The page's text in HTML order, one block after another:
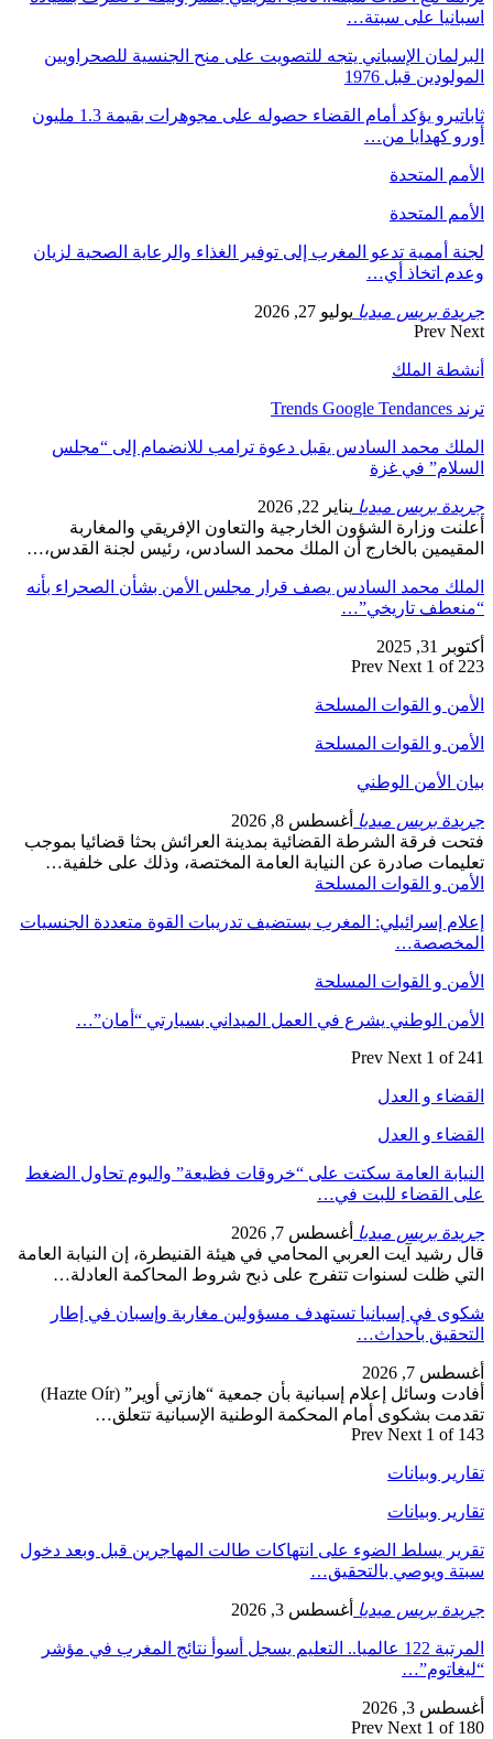
اسبانيا على سبتة…
البرلمان الإسباني يتجه للتصويت على منح الجنسية للصحراويين
المولودين قبل 1976
ثاباتيرو يؤكد أمام القضاء حصوله على مجوهرات بقيمة 1.3 مليون
أورو كهدايا من…
الأمم المتحدة
الأمم المتحدة
لجنة أممية تدعو المغرب إلى توفير الغذاء والرعاية الصحية لزيان
وعدم اتخاذ أي…
جريدة بريس ميديا يوليو 27, 2026
Prev Next
أنشطة الملك
ترند Trends Google Tendances
الملك محمد السادس يقبل دعوة ترامب للانضمام إلى “مجلس
السلام” في غزة
جريدة بريس ميديا يناير 22, 2026
أعلنت وزارة الشؤون الخارجية والتعاون الإفريقي والمغاربة
المقيمين بالخارج أن الملك محمد السادس، رئيس لجنة القدس،…
الملك محمد السادس يصف قرار مجلس الأمن بشأن الصحراء بأنه
“منعطف تاريخي”…
أكتوبر 31, 2025
Prev Next 1 of 223
الأمن و القوات المسلحة
الأمن و القوات المسلحة
بيان الأمن الوطني
جريدة بريس ميديا أغسطس 8, 2026
فتحت فرقة الشرطة القضائية بمدينة العرائش بحثا قضائيا بموجب
تعليمات صادرة عن النيابة العامة المختصة، وذلك على خلفية…
الأمن و القوات المسلحة
إعلام إسرائيلي: المغرب يستضيف تدريبات القوة متعددة الجنسيات
المخصصة…
الأمن و القوات المسلحة
الأمن الوطني يشرع في العمل الميداني بسيارتي “أمان”…
Prev Next 1 of 241
القضاء و العدل
القضاء و العدل
النيابة العامة سكتت على “خروقات فظيعة” واليوم تحاول الضغط
على القضاء للبت في…
جريدة بريس ميديا أغسطس 7, 2026
قال رشيد آيت العربي المحامي في هيئة القنيطرة، إن النيابة العامة
التي ظلت لسنوات تتفرج على ذبح شروط المحاكمة العادلة…
شكوى في إسبانيا تستهدف مسؤولين مغاربة وإسبان في إطار
التحقيق بأحداث…
أغسطس 7, 2026
أفادت وسائل إعلام إسبانية بأن جمعية “هازتي أوير” (Hazte Oír)
تقدمت بشكوى أمام المحكمة الوطنية الإسبانية تتعلق…
Prev Next 1 of 143
تقارير وبيانات
تقارير وبيانات
تقرير يسلط الضوء على انتهاكات طالت المهاجرين قبل وبعد دخول
سبتة ويوصي بالتحقيق…
جريدة بريس ميديا أغسطس 3, 2026
المرتبة 122 عالميا.. التعليم يسجل أسوأ نتائج المغرب في مؤشر
“ليغاتوم”…
أغسطس 3, 2026
Prev Next 1 of 180